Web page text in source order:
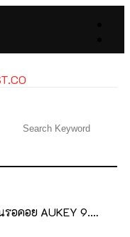
อคอย AUKEY 9.…